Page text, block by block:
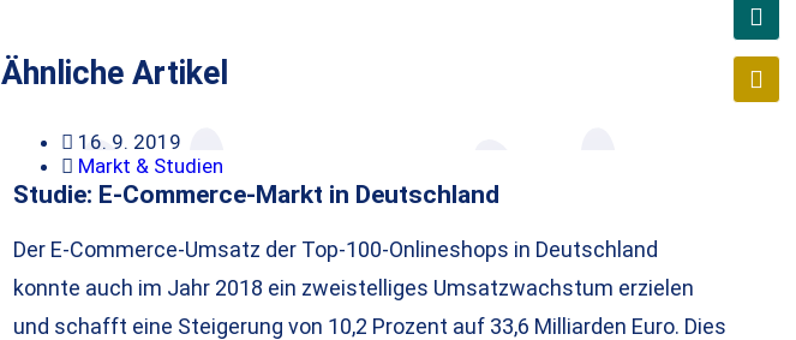
Ähnliche Artikel
16. 9. 2019
Markt & Studien
Studie: E-Commerce-Markt in Deutschland
Der E-Commerce-Umsatz der Top-100-Onlineshops in Deutschland
konnte auch im Jahr 2018 ein zweistelliges Umsatzwachstum erzielen
und schafft eine Steigerung von 10,2 Prozent auf 33,6 Milliarden Euro. Dies